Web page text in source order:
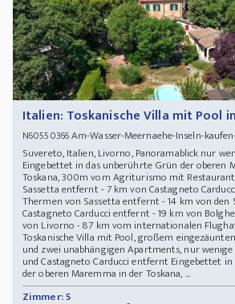
Italien: Toskanische Villa mit Pool
N60550366Am-Wasser-Meernaehe-Inseln-
Suvereto, Italien, Livorno, Panoramablick nur
Eingebettet in das unberührte Grün der oberen
Toskana, 300m vom Agriturismo mit
Sassetta entfernt - 7 km von Castagneto
Thermen von Sassetta entfernt - 14 km von den
Castagneto Carducci entfernt - 19 km von
von Livorno - 87 km vom internationalen
Toskanische Villa mit Pool, großem
und zwei unabhängigen Apartments, nur
und Castagneto Carducci entfernt Eingebettet
der oberen Maremma in der Toskana, ...
Zimmer: 5